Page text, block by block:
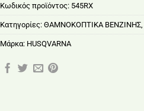
Κωδικός προϊόντος: 545RX
Κατηγορίες: ΘΑΜΝΟΚΟΠΤΙΚΑ ΒΕΝΖΙΝΗΣ
Μάρκα: HUSQVARNA